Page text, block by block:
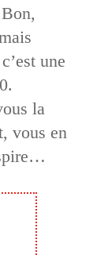
une
la
vous en